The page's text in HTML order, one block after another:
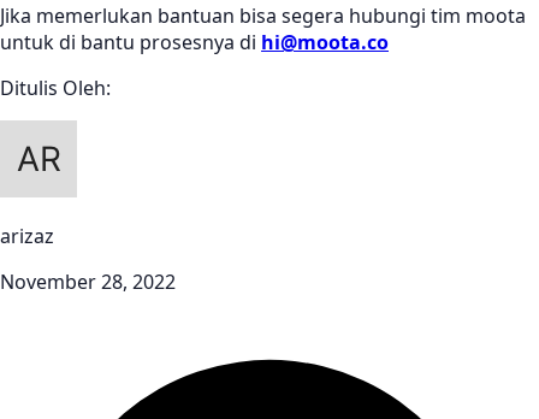
Jika memerlukan bantuan bisa segera hubungi tim moota
untuk di bantu prosesnya di hi@moota.co
Ditulis Oleh:
arizaz
November 28, 2022